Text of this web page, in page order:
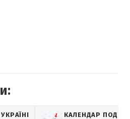
КАЛЕНДАР ПОДІЙ